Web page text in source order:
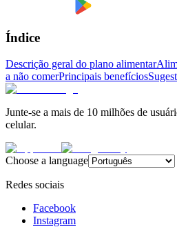
Índice
Descrição geral do plano alimentar
a não comerPrincipais benefícios
Junte-se a mais de 10 milhões de
celular.
Choose a language
Redes sociais
Facebook
Instagram